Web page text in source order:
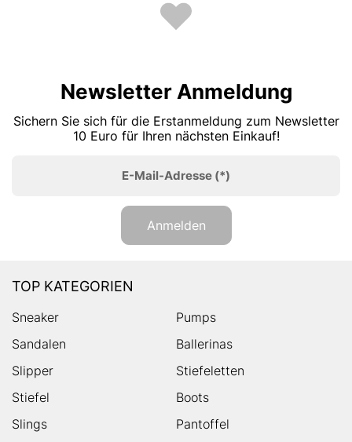
Newsletter Anmeldung
Sichern Sie sich für die Erstanmeldung zum Newsletter
10 Euro für Ihren nächsten Einkauf!
E-Mail-Adresse (*)
Anmelden
TOP KATEGORIEN
Sneaker
Pumps
Sandalen
Ballerinas
Slipper
Stiefeletten
Stiefel
Boots
Slings
Pantoffel